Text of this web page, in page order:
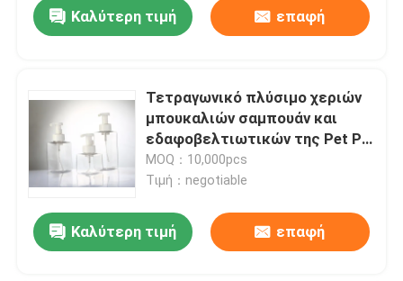
Καλύτερη τιμή επαφή
Τετραγωνικό πλύσιμο χεριών
μπουκαλιών σαμπουάν και
εδαφοβελτιωτικών της Pet PP
με την αντλία
MOQ：10,000pcs
Τιμή：negotiable
Καλύτερη τιμή επαφή